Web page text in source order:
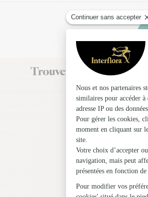
Trouvez un fleuriste